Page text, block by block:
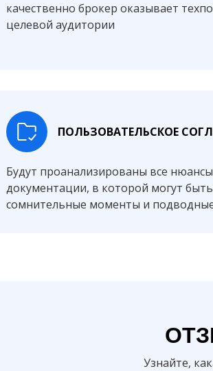
качественно брокер оказывает
целевой аудитории
ПОЛЬЗОВАТЕЛЬСКОЕ
Будут проанализированы все
документации, в которой могут
сомнительные моменты и
Узнайте,